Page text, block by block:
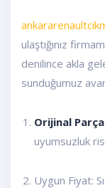
ulaştığınız
denilince akla
sunduğumuz
Orijinal
uyumsuzluk
Uygun Fiyat: